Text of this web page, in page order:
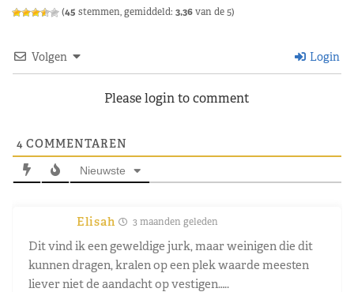
(45 stemmen, gemiddeld: 3,36van de 5)
Volgen Login
Please login to comment
4 COMMENTAREN
Nieuwste
Elisah 3 maanden geleden
Dit vind ik een geweldige jurk, maar weinigen die dit
kunnen dragen, kralen op een plek waarde meesten
liever niet de aandacht op vestigen…..